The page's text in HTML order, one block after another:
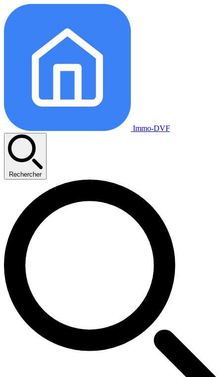
Immo-DVF
Rechercher